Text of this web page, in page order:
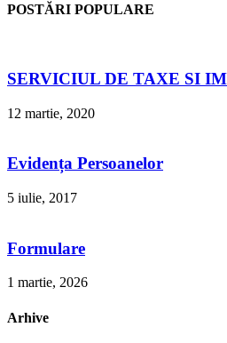
POSTĂRI POPULARE
SERVICIUL DE TAXE SI
12 martie, 2020
Evidența Persoanelor
5 iulie, 2017
Formulare
1 martie, 2026
Arhive